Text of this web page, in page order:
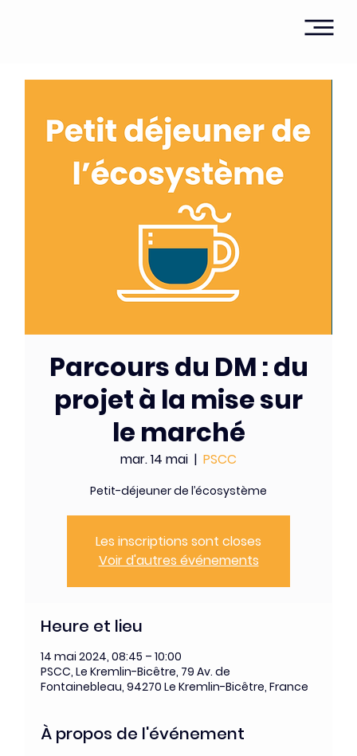
Parcours du DM : du
projet à la mise sur
le marché
mar. 14 mai
  |
PSCC
Petit-déjeuner de l’écosystème
Les inscriptions sont closes
Voir d'autres événements
Heure et lieu
14 mai 2024, 08:45 – 10:00
PSCC, Le Kremlin-Bicêtre, 79 Av. de
Fontainebleau, 94270 Le Kremlin-Bicêtre, France
À propos de l'événement